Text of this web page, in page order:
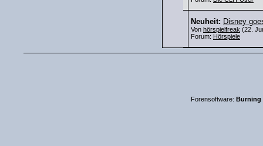
Neuheit: Disney
Von hörspielfreak (22.
Forum: Hörspiele
Forensoftware: Burning